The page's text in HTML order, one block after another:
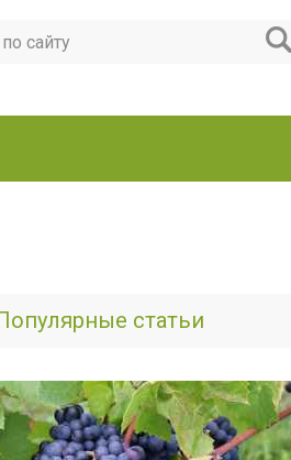
статьи